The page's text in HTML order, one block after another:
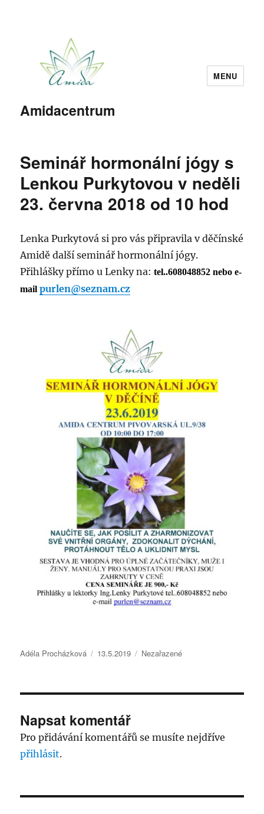
Amidacentrum
MENU
Seminář hormonální jógy s
Lenkou Purkytovou v neděli
23. června 2018 od 10 hod
Lenka Purkytová si pro vás připravila v děčínské
Amidě další seminář hormonální jógy.
Přihlášky přímo u Lenky na:tel..608048852 nebo e-
mailpurlen@seznam.cz
Autor:
Adéla Procházková Publikováno:
13.5.2019 Rubriky:
Nezařazené
Napsat komentář
Pro přidávání komentářů se musíte nejdříve
přihlásit.